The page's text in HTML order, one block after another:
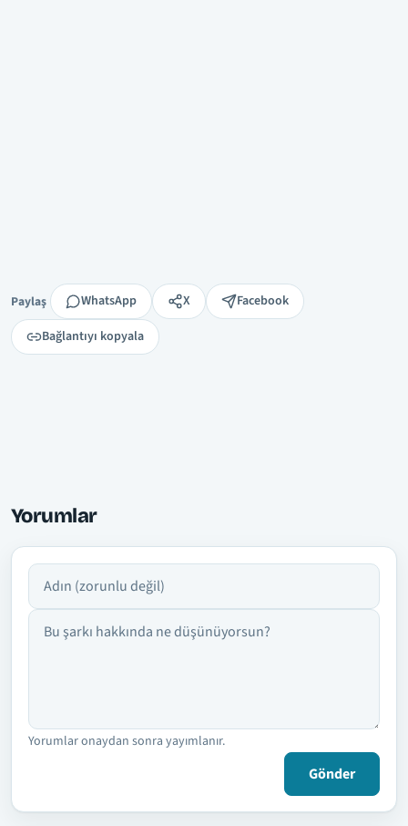
Paylaş
Paylaş WhatsApp X
Facebook
Bağlantıyı kopyala
Yorumlar
Adın
Yorumun
Yorumlar onaydan sonra yayımlanır.
Gönder